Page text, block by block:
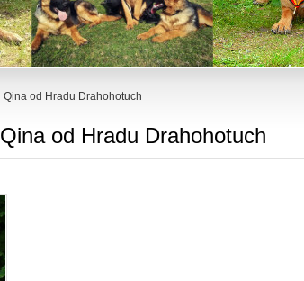
Qina od Hradu Drahohotuch
Qina od Hradu Drahohotuch